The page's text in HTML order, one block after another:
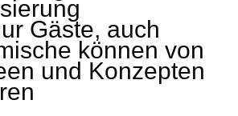
Gäste, auch
können von
und Konzepten